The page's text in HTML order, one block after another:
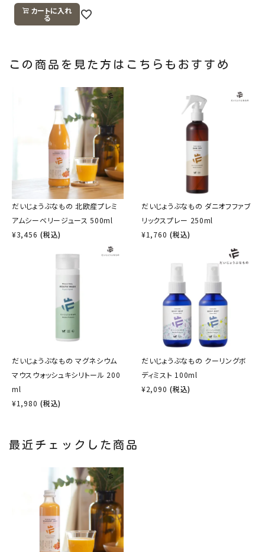
カートに入れ
る
この商品を見た方はこちらもおすすめ
だいじょうぶなもの 北欧産プレミ
アムシーベリージュース 500ml
¥3,456 (税込)
だいじょうぶなもの ダニオフファブ
リックスプレー 250ml
¥1,760 (税込)
だいじょうぶなもの マグネシウム
マウスウォッシュキシリトール 200
ml
¥1,980 (税込)
だいじょうぶなもの クーリングボ
ディミスト 100ml
¥2,090 (税込)
最近チェックした商品